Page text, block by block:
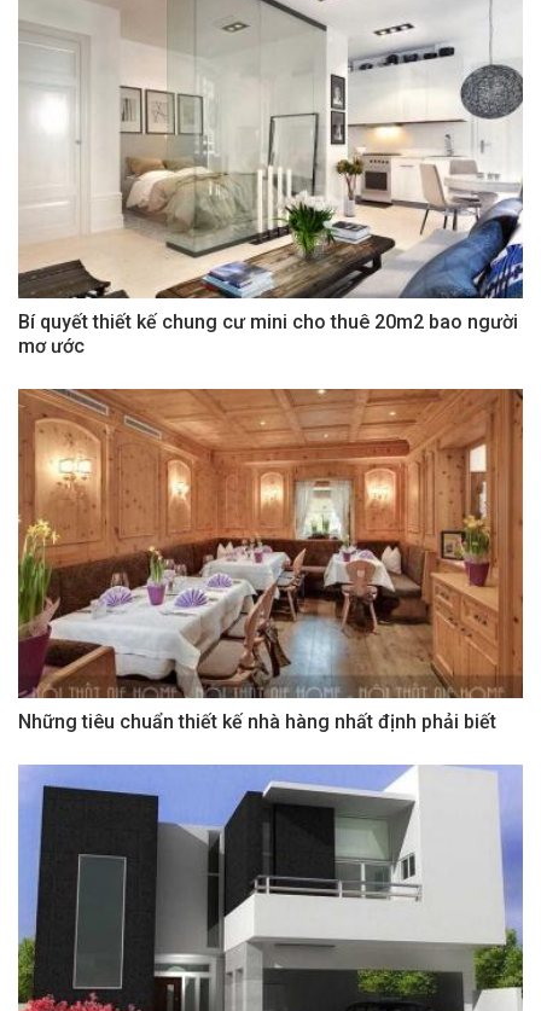
Bí quyết thiết kế chung cư mini cho thuê 20m2 bao người
mơ ước
Những tiêu chuẩn thiết kế nhà hàng nhất định phải biết